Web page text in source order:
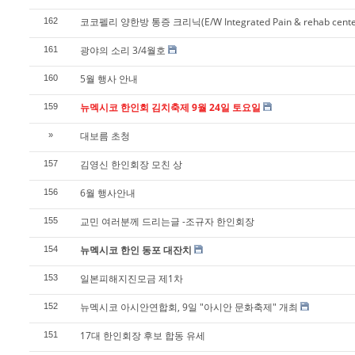
162 코코펠리 양한방 통증 크리닉(E/W Integrated Pain & rehab
161 광야의 소리 3/4월호
160 5월 행사 안내
159 뉴멕시코 한인회 김치축제 9월 24일 토요일
» 대보름 초청
157 김영신 한인회장 모친 상
156 6월 행사안내
155 교민 여러분께 드리는글 -조규자 한인회장
154 뉴멕시코 한인 동포 대잔치
153 일본피해지진모금 제1차
152 뉴멕시코 아시안연합회, 9일 "아시안 문화축제" 개최
151 17대 한인회장 후보 합동 유세